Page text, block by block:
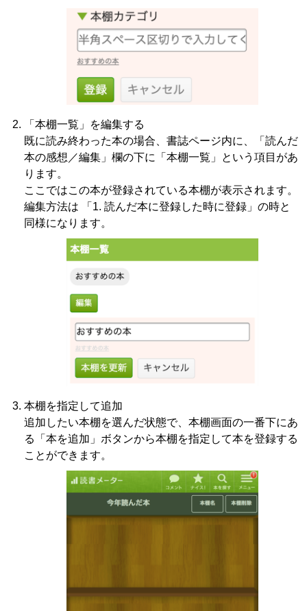
「本棚一覧」を編集する
既に読み終わった本の場合、書誌ページ内に、「読んだ
本の感想／編集」欄の下に「本棚一覧」という項目があ
ります。
ここではこの本が登録されている本棚が表示されます。
編集方法は 「1. 読んだ本に登録した時に登録」の時と
同様になります。
本棚を指定して追加
追加したい本棚を選んだ状態で、本棚画面の一番下にあ
る「本を追加」ボタンから本棚を指定して本を登録する
ことができます。